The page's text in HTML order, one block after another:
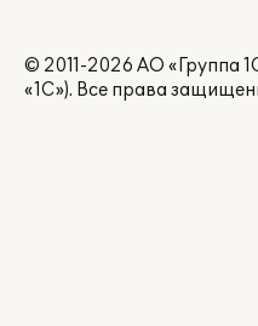
© 2011-2026 АО «Группа
«1С»). Все права